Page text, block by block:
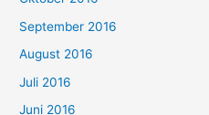
September 2016
August 2016
Juli 2016
Juni 2016